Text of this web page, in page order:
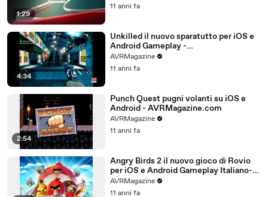
1:29
11 anni fa
4:34
Unkilled il nuovo sparatutto per iOS e
Android Gameplay -
AVRMagazine.com
AVRMagazine
11 anni fa
2:54
Punch Quest pugni volanti su iOS e
Android - AVRMagazine.com
AVRMagazine
11 anni fa
Angry Birds 2 il nuovo gioco di Rovio
per iOS e Android Gameplay Italiano-
AVRMagazine.com (720p)
AVRMagazine
11 anni fa